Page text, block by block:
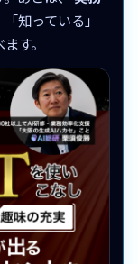
知っている」
す。